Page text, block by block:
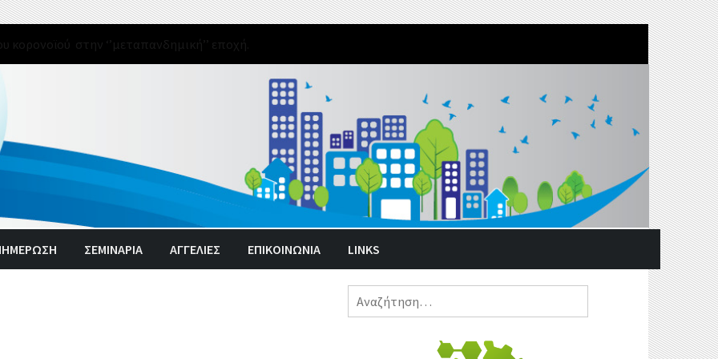
στην ‘’μεταπανδημική’’ εποχή.
ΣΕΜΙΝΑΡΙΑ ΑΓΓΕΛΊΕΣ ΕΠΙΚΟΙΝΩΝΙΑ LINKS
Αναζήτηση
για: